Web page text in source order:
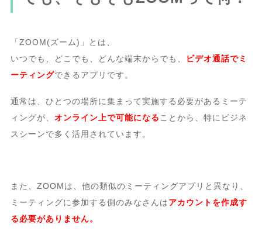
「ZOOM(ズーム)」とは、
いつでも、どこでも、どんな端末からでも、
ビデオ通話でミ
ーティングできるアプリです。
通常は、ひとつの場所に集まって実施する必要があるミーテ
ィングが、 オンライン上で可能になる ことから、特にビジネ
スシーンで多く活用されています。
また、ZOOMは、他の類似のミーティングアプリと異なり、
ミーティングに参加する側のみなさんはアカウントを作成す
る必要がありません。